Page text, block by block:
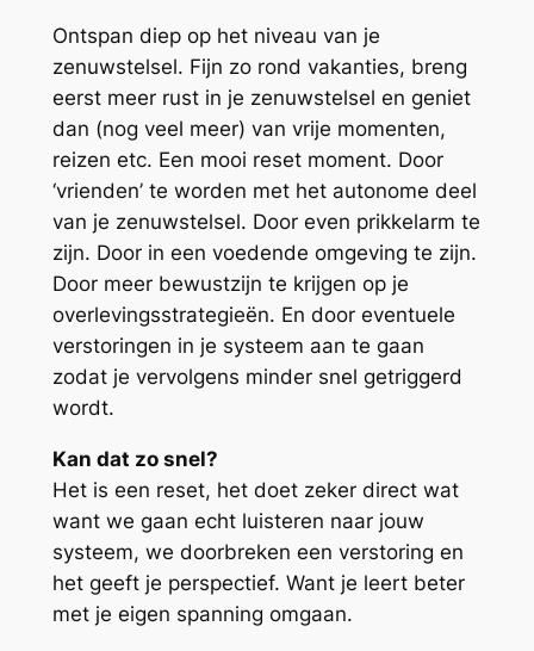
Ontspan diep op het niveau van je
zenuwstelsel. Fijn zo rond vakanties, breng
eerst meer rust in je zenuwstelsel en geniet
dan (nog veel meer) van vrije momenten,
reizen etc. Een mooi reset moment. Door
‘vrienden’ te worden met het autonome deel
van je zenuwstelsel. Door even prikkelarm te
zijn. Door in een voedende omgeving te zijn.
Door meer bewustzijn te krijgen op je
overlevingsstrategieën. En door eventuele
verstoringen in je systeem aan te gaan
zodat je vervolgens minder snel getriggerd
wordt.
Kan dat zo snel?
Het is een reset, het doet zeker direct wat
want we gaan echt luisteren naar jouw
systeem, we doorbreken een verstoring en
het geeft je perspectief. Want je leert beter
met je eigen spanning omgaan.